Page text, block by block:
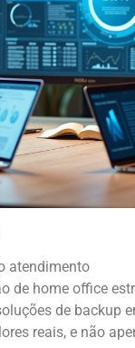
atendimento
de home office
de backup
reais, e não